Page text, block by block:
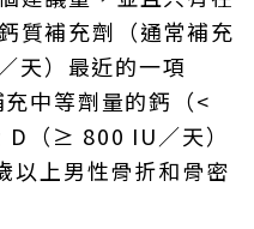
質補充劑（通常補充
天）最近的一項
中等劑量的鈣（<
（≥ 800 IU／天）
以上男性骨折和骨密